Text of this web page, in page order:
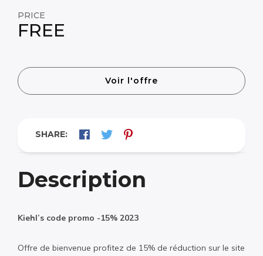
PRICE
FREE
Voir l'offre
SHARE:
Description
Kiehl’s code promo -15% 2023
Offre de bienvenue profitez de 15% de réduction sur le site